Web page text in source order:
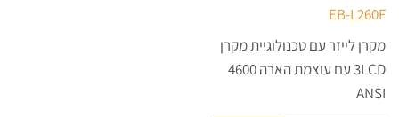
EB-L260F
מקרן לייזר עם טכנולוגיית מקרן
3LCD עם עוצמת הארה 4600
ANSI